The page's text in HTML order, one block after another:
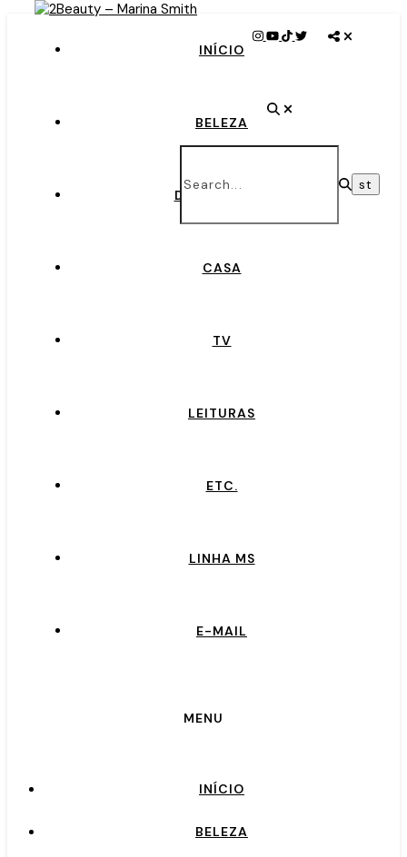
INÍCIO
BELEZA
DEGUSTAÇÃO
CASA
TV
LEITURAS
ETC.
LINHA MS
E-MAIL
MENU
INÍCIO
BELEZA